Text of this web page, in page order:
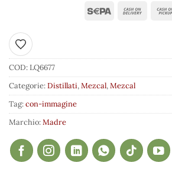
Aggiungi ai preferiti
COD:LQ6677
Categorie:Distillati,Mezcal,Mezcal
Tag:con-immagine
Marchio:Madre